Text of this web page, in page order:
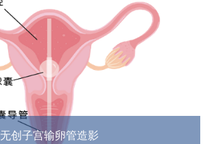
无创子宫输卵管造影